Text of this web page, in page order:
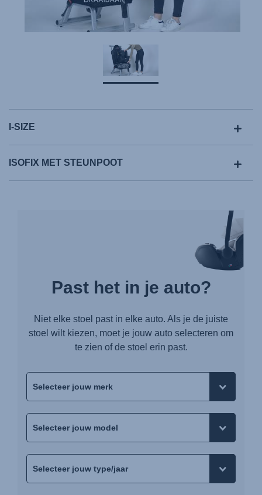
I-SIZE
ISOFIX MET STEUNPOOT
Past het in je auto?
Niet elke stoel past in elke auto. Als je de juiste
stoel wilt kiezen, moet je jouw auto selecteren om
te zien of de stoel erin past.